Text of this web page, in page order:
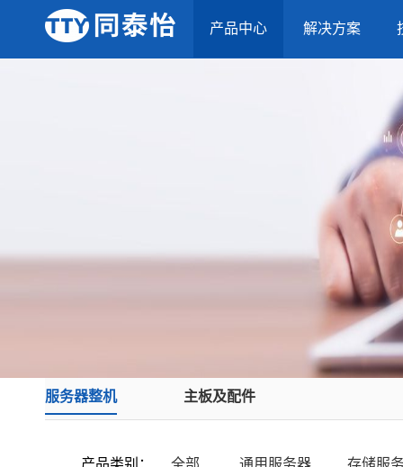
产品中心 解决方案
服务器整机 主板及配件
产品类别： 全部 通用服务器 存储服